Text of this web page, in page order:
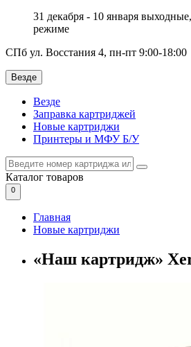
31 декабря - 10 января
режиме
СПб ул. Восстания 4, пн-пт 9:00-18:00
Везде
Везде
Заправка картриджей
Новые картриджи
Принтеры и МФУ Б/У
Каталог товаров
0
Главная
Новые картриджи
«Наш картридж»